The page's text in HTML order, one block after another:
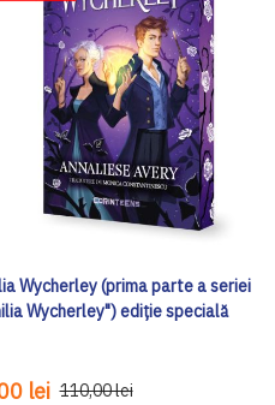
Wycherley (prima parte a seriei
Wycherley") ediţie specială
lei 110,00 lei